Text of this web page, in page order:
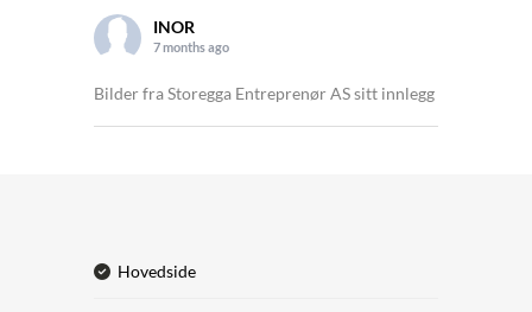
INOR
7 months ago
Bilder fra Storegga Entreprenør AS sitt innlegg
hovedside